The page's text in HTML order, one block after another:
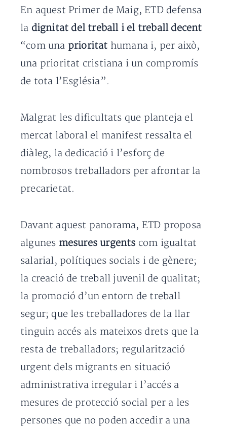
En aquest Primer de Maig, ETD defensa
la dignitat del treball i el treball decent
“com una prioritat humana i, per això,
una prioritat cristiana i un compromís
de tota l’Església”.
Malgrat les dificultats que planteja el
mercat laboral el manifest ressalta el
diàleg, la dedicació i l’esforç de
nombrosos treballadors per afrontar la
precarietat.
Davant aquest panorama, ETD proposa
algunes mesures urgents com igualtat
salarial, polítiques socials i de gènere;
la creació de treball juvenil de qualitat;
la promoció d’un entorn de treball
segur; que les treballadores de la llar
tinguin accés als mateixos drets que la
resta de treballadors; regularització
urgent dels migrants en situació
administrativa irregular i l’accés a
mesures de protecció social per a les
persones que no poden accedir a una